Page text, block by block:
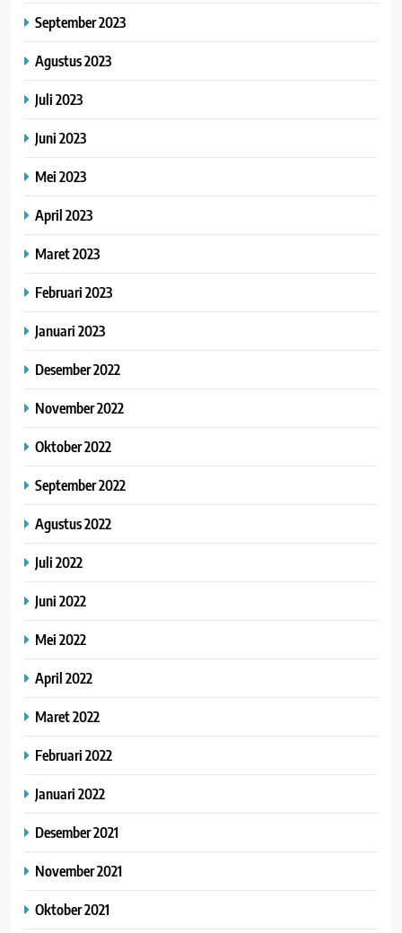
September 2023
Agustus 2023
Juli 2023
Juni 2023
Mei 2023
April 2023
Maret 2023
Februari 2023
Januari 2023
Desember 2022
November 2022
Oktober 2022
September 2022
Agustus 2022
Juli 2022
Juni 2022
Mei 2022
April 2022
Maret 2022
Februari 2022
Januari 2022
Desember 2021
November 2021
Oktober 2021